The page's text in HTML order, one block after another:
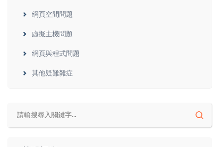
網頁空間問題
虛擬主機問題
網頁與程式問題
其他疑難雜症